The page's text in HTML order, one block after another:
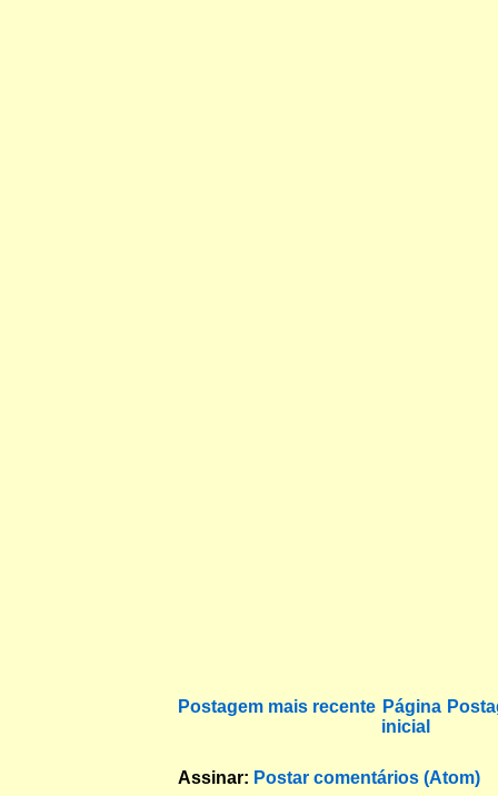
Postagem mais recente Página
inicial
Assinar: Postar comentários (Atom)